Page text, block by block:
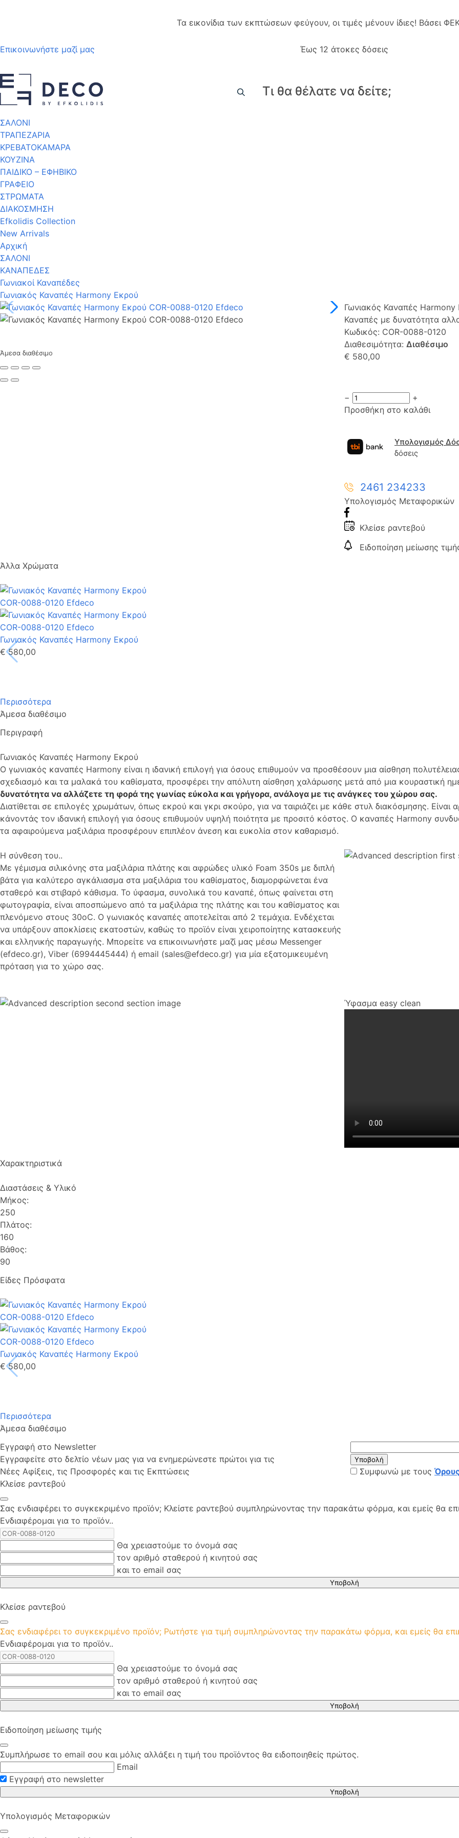
Τα εικονίδια των εκπτώσεων φεύγουν, οι τιμές μένουν ίδιες! Βάσει
Επικοινωνήστε μαζί μας Έως 12 άτοκες δόσεις
ΣΑΛΟΝΙ
ΤΡΑΠΕΖΑΡΙΑ
ΚΡΕΒΑΤΟΚΑΜΑΡΑ
ΚΟΥΖΙΝΑ
ΠΑΙΔΙΚΟ – ΕΦΗΒΙΚΟ
ΓΡΑΦΕΙΟ
ΣΤΡΩΜΑΤΑ
ΔΙΑΚΟΣΜΗΣΗ
Efkolidis Collection
New Arrivals
Αρχική
ΣΑΛΟΝΙ
ΚΑΝΑΠΕΔΕΣ
Γωνιακοί Καναπέδες
Γωνιακός Καναπές Harmony Εκρού
Άμεσα διαθέσιμο
Γωνιακός Καναπές Harmony
Καναπές με δυνατότητα
Κωδικός: COR-0088-0120
Διαθεσιμότητα: Διαθέσιμο
€ 580,00
−
+
Προσθήκη στο καλάθι
Υπολογισμός
δόσεις
2461 234233
Υπολογισμός Μεταφορικών
Κλείσε ραντεβού
Ειδοποίηση μείωσης
Άλλα Χρώματα
Γωνιακός Καναπές Harmony Εκρού
€ 580,00
Περισσότερα
Άμεσα διαθέσιμο
Περιγραφή
Γωνιακός Καναπές Harmony Εκρού
Ο γωνιακός καναπές Harmony είναι η ιδανική επιλογή για όσους επιθυμούν να προσθέσουν μια αίσθηση
σχεδιασμό και τα μαλακά του καθίσματα, προσφέρει την απόλυτη αίσθηση χαλάρωσης μετά από μια κουραστική
δυνατότητα να αλλάζετε τη φορά της γωνίας εύκολα και γρήγορα, ανάλογα με τις ανάγκες του χώρου σας.
Διατίθεται σε επιλογές χρωμάτων, όπως εκρού και γκρι σκούρο, για να ταιριάζει με κάθε στυλ διακόσμησης.
κάνοντάς τον ιδανική επιλογή για όσους επιθυμούν υψηλή ποιότητα με προσιτό κόστος. Ο καναπές Harmony
τα αφαιρούμενα μαξιλάρια προσφέρουν επιπλέον άνεση και ευκολία στον καθαρισμό.
Η σύνθεση του..
Με γέμισμα σιλικόνης στα μαξιλάρια πλάτης και αφρώδες υλικό Foam 350s με διπλή
βάτα για καλύτερο αγκάλιασμα στα μαξιλάρια του καθίσματος, διαμορφώνεται ένα
σταθερό και στιβαρό κάθισμα. Το ύφασμα, συνολικά του καναπέ, όπως φαίνεται στη
φωτογραφία, είναι αποσπώμενο από τα μαξιλάρια της πλάτης και του καθίσματος και
πλενόμενο στους 30οC. Ο γωνιακός καναπές αποτελείται από 2 τεμάχια. Ενδέχεται
να υπάρξουν αποκλίσεις εκατοστών, καθώς το προϊόν είναι χειροποίητης κατασκευής
και ελληνικής παραγωγής. Μπορείτε να επικοινωνήστε μαζί μας μέσω Messenger
(efdeco.gr), Viber (6994445444) ή email (sales@efdeco.gr) για μία εξατομικευμένη
πρόταση για το χώρο σας.
Ύφασμα easy clean
Χαρακτηριστικά
Διαστάσεις & Υλικό
Μήκος:
250
Πλάτος:
160
Βάθος:
90
Είδες Πρόσφατα
Γωνιακός Καναπές Harmony Εκρού
€ 580,00
Περισσότερα
Άμεσα διαθέσιμο
Εγγραφή στο Newsletter
Εγγραφείτε στο δελτίο νέων μας για να ενημερώνεστε πρώτοι για τις
Νέες Αφίξεις, τις Προσφορές και τις Εκπτώσεις
Υποβολή
Συμφωνώ με τους
Κλείσε ραντεβού
Σας ενδιαφέρει το συγκεκριμένο προϊόν; Kλείστε ραντεβού συμπληρώνοντας την παρακάτω φόρμα, και εμείς θα
Ενδιαφέρομαι για το προϊόν..
Θα χρειαστούμε το όνομά σας
τον αριθμό σταθερού ή κινητού σας
και το email σας
Υποβολή
Κλείσε ραντεβού
Σας ενδιαφέρει το συγκεκριμένο προϊόν; Ρωτήστε για τιμή συμπληρώνοντας την παρακάτω φόρμα, και εμείς θα
Ενδιαφέρομαι για το προϊόν..
Θα χρειαστούμε το όνομά σας
τον αριθμό σταθερού ή κινητού σας
και το email σας
Υποβολή
Ειδοποίηση μείωσης τιμής
Συμπλήρωσε το email σου και μόλις αλλάξει η τιμή του προϊόντος θα ειδοποιηθείς πρώτος.
Email
Εγγραφή στο newsletter
Υποβολή
Υπολογισμός Μεταφορικών